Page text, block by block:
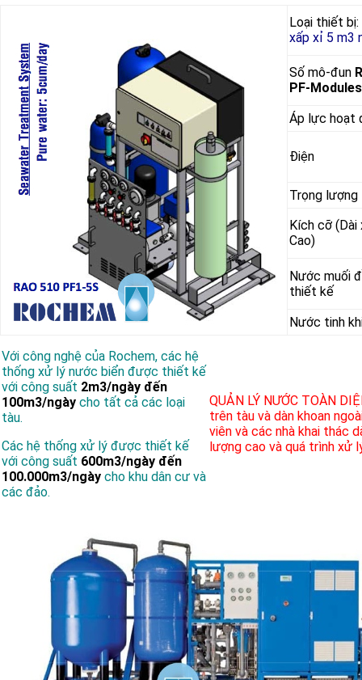
Loại thiết bị:
xấp xỉ 5 m3
Số mô-đun
PF-Modules
Áp lực hoạt
Điện
Trọng lượng
Kích cỡ (Dài
Cao)
Nước
thiết kế
Nước tinh
Với công nghệ của Rochem, các hệ
thống xử lý nước biển được thiết kế
với công suất 2m3/ngày đến
100m3/ngày cho tất cả các loại
tàu.
Các hệ thống xử lý được thiết kế
với công suất 600m3/ngày đến
100.000m3/ngày cho khu dân cư và
các đảo.
QUẢN LÝ NƯỚC TOÀN
trên tàu và dàn khoan
viên và các nhà khai thác
lượng cao và quá trình xử